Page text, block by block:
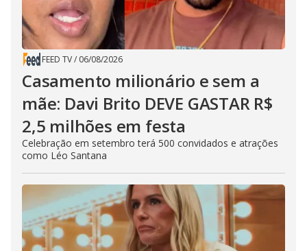
FEED TV/ 06/08/2026
Casamento milionário e sem a
mãe: Davi Brito DEVE GASTAR R$
2,5 milhões em festa
Celebração em setembro terá 500 convidados e atrações
como Léo Santana